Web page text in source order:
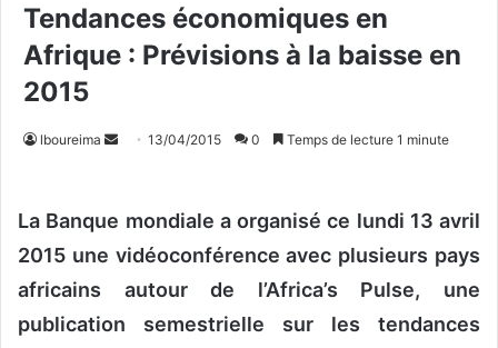
Tendances économiques en
Afrique : Prévisions à la baisse en
2015
lboureima
u
13/04/2015 0 Temps de lecture 1 minute
La Banque mondiale a organisé ce lundi 13 avril
2015 une vidéoconférence avec plusieurs pays
africains autour de l’Africa’s Pulse, une
publication semestrielle sur les tendances